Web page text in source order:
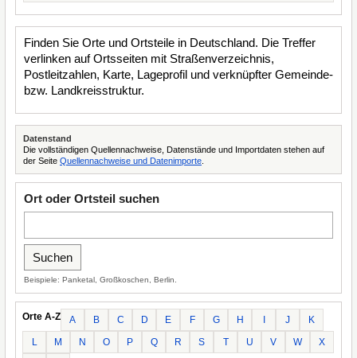
Finden Sie Orte und Ortsteile in Deutschland. Die Treffer
verlinken auf Ortsseiten mit Straßenverzeichnis,
Postleitzahlen, Karte, Lageprofil und verknüpfter Gemeinde-
bzw. Landkreisstruktur.
Datenstand
Die vollständigen Quellennachweise, Datenstände und Importdaten stehen auf
der Seite Quellennachweise und Datenimporte
Ort oder Ortsteil suchen
Beispiele: Panketal, Großkoschen, Berlin.
Orte A-Z A B C D E F G H J
K
L
M N O P Q R S T U V W X